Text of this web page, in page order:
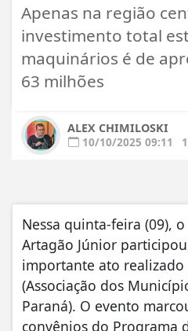
Apenas na região
investimento total
maquinários é de
63 milhões
ALEX CHIMILOSKI
10/10/2025 09:11
Nessa quinta-feira (09),
Artagão Júnior
importante ato realizado
(Associação dos
Paraná). O evento
convênios do Programa